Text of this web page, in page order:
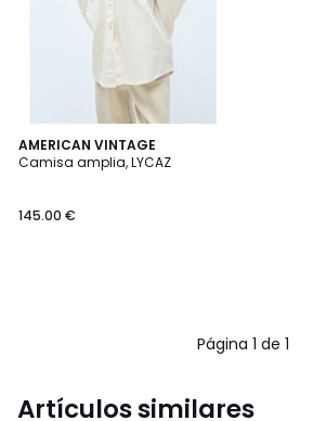
AMERICAN VINTAGE
Camisa amplia, LYCAZ
145.00 €
Página 1 de 1
Artículos similares